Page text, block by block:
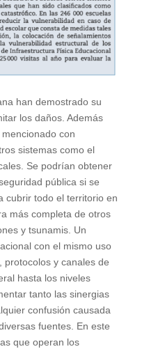
han demostrado su
los daños. Además
con
sistemas como el
Se podrían obtener
pública si se
cubrir todo el territorio en
más completa de otros
y tsunamis. Un
con el mismo uso
protocolos y canales de
hasta los niveles
tanto las sinergias
confusión causada
fuentes. En este
que operan los